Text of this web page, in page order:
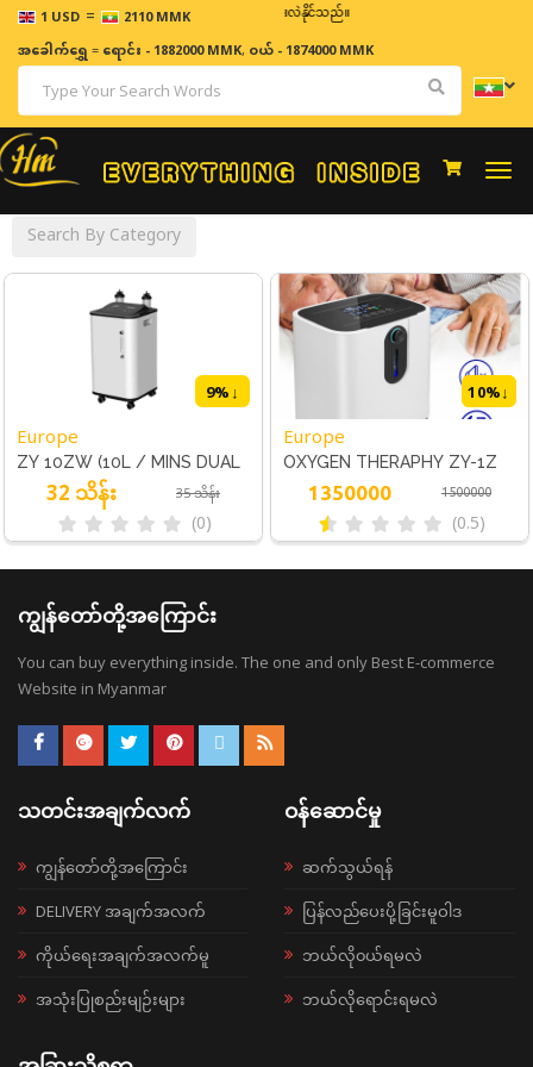
1 USD = 2110 MMK
ဈေးနှုန်းများသည် အချိန်နှင့် အမျှပြောင်းလဲနိုင်သည်။
အခေါက်ရွှေ=ရောင်း - 1882000 MMK, ဝယ် - 1874000 MMK
Search By Category
9%↓
Europe
ZY 10ZW (10L / MINS DUAL
FLOW)32 သိန်း 35 သိန်း
(0)
10%↓
Europe
OXYGEN THERAPHY ZY-1Z
7LITRES
1350000 1500000
(0.5)
ကျွန်တော်တို့အကြောင်း
You can buy everything inside. The one and only Best E-commerce
Website in Myanmar
သတင်းအချက်လက်
ကျွန်တော်တို့အကြောင်း
DELIVERY အချက်အလက်
ကိုယ်ရေးအချက်အလက်မူ
အသုံးပြုစည်းမျဉ်းများ
ဝန်ဆောင်မှု
ဆက်သွယ်ရန်
ပြန်လည်ပေးပို့ခြင်းမူဝါဒ
ဘယ်လို၀ယ်ရမလဲ
ဘယ်လိုရောင်းရမလဲ